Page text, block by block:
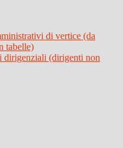
di vertice (da
tabelle)
dirigenziali (dirigenti non